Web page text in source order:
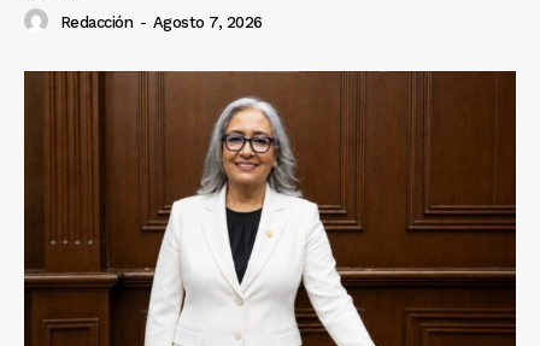
Redacción - Agosto 7, 2026